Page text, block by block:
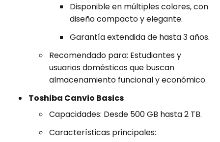
Disponible en múltiples colores, con
diseño compacto y elegante.
Garantía extendida de hasta 3 años.
Recomendado para: Estudiantes y
usuarios domésticos que buscan
almacenamiento funcional y económico.
Toshiba Canvio Basics
Capacidades: Desde 500 GB hasta 2 TB.
Características principales: